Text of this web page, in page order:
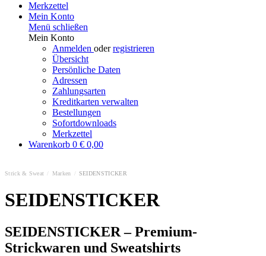
Merkzettel
Mein Konto
Menü schließen
Mein Konto
Anmelden oderregistrieren
Übersicht
Persönliche Daten
Adressen
Zahlungsarten
Kreditkarten verwalten
Bestellungen
Sofortdownloads
Merkzettel
Warenkorb 0 € 0,00
Strick & Sweat Marken SEIDENSTICKER
SEIDENSTICKER
SEIDENSTICKER – Premium-
Strickwaren und Sweatshirts